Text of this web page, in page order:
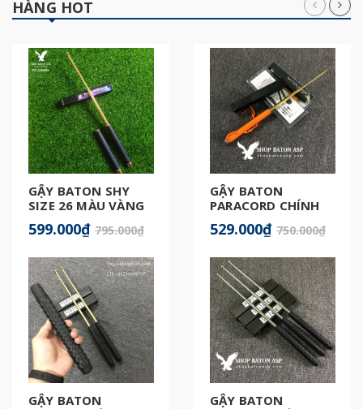
HÀNG HOT
GẬY BATON SHY
SIZE 26 MÀU VÀNG
599.000₫ 795.000₫
GẬY BATON
GẬY BATON
PARACORD CHÍNH
529.000₫ 750.000₫
GẬY BATON